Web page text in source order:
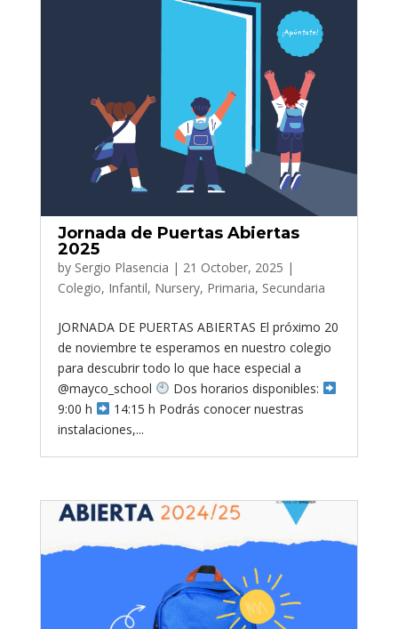
Jornada de Puertas Abiertas
2025
by Sergio Plasencia | 21 October, 2025 |
Colegio, Infantil, Nursery, Primaria, Secundaria
JORNADA DE PUERTAS ABIERTAS El próximo 20
de noviembre te esperamos en nuestro colegio
para descubrir todo lo que hace especial a
@mayco_school
Dos horarios disponibles:
9:00 h
14:15 h Podrás conocer nuestras
instalaciones,...